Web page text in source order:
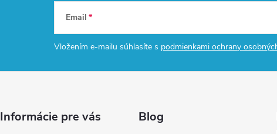
Email
Vložením e-mailu súhlasíte s podmienkami ochrany
Informácie pre vás Blog